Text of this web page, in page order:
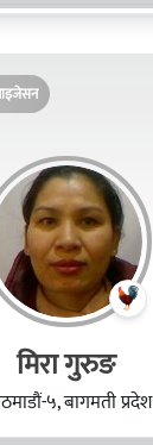
मिरा गुरुङ
५, बागमती प्रदेश